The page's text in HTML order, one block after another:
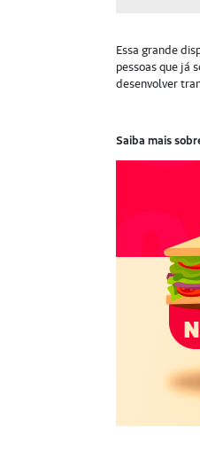
Essa grande
pessoas que já
desenvolver
Saiba mais